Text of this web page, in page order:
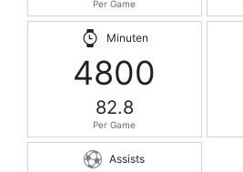
Per Game
Minuten
4800
82.8
Per Game
Assists